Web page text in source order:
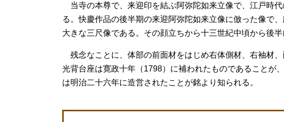
当寺の本尊で、来迎印を結ぶ阿弥陀如来立像で、江戸時
る。快慶作品の後半期の来迎阿弥陀如来立像に倣った像で
大きな三尺像である。その顔立ちから十三世紀中頃から後半
残念なことに、体部の前面材をはじめ右体側材、右袖材
光背台座は寛政十年（1798）に補われたものであることが
は明治二十六年に造営されたことが銘より知られる。